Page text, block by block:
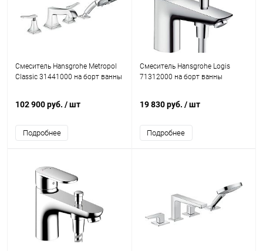
Смеситель Hansgrohe Metropol
Classic 31441000 на борт ванны
102 900 руб. / шт
Подробнее
Смеситель Hansgrohe Logis
71312000 на борт ванны
19 830 руб. / шт
Подробнее